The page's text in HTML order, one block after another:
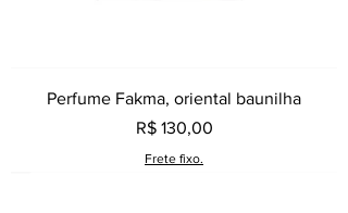
Perfume Fakma, oriental baunilha
Preço
R$ 130,00
Frete fixo.